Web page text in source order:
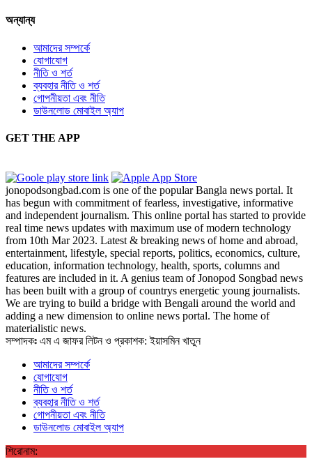
অন্যান্য
আমাদের সম্পর্কে
যোগাযোগ
নীতি ও শর্ত
ব্যবহার নীতি ও শর্ত
গোপনীয়তা এবং নীতি
ডাউনলোড মোবাইল অ্যাপ
GET THE APP
jonopodsongbad.com is one of the popular Bangla news portal. It
has begun with commitment of fearless, investigative, informative
and independent journalism. This online portal has started to provide
real time news updates with maximum use of modern technology
from 10th Mar 2023. Latest & breaking news of home and abroad,
entertainment, lifestyle, special reports, politics, economics, culture,
education, information technology, health, sports, columns and
features are included in it. A genius team of Jonopod Songbad news
has been built with a group of countrys energetic young journalists.
We are trying to build a bridge with Bengali around the world and
adding a new dimension to online news portal. The home of
materialistic news.
সম্পাদকঃ এম এ জাফর লিটন ও প্রকাশক: ইয়াসমিন খাতুন
আমাদের সম্পর্কে
যোগাযোগ
নীতি ও শর্ত
ব্যবহার নীতি ও শর্ত
গোপনীয়তা এবং নীতি
ডাউনলোড মোবাইল অ্যাপ
শিরোনাম: